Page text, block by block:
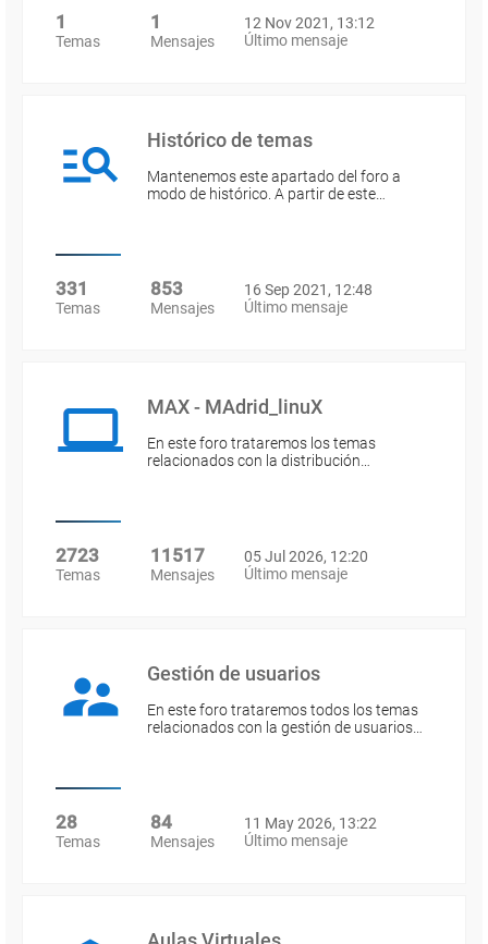
1
Temas
1
Mensajes
12 Nov 2021, 13:12
Último mensaje
Histórico de temas
Mantenemos este apartado del foro a
modo de histórico. A partir de este…
331
Temas
853
Mensajes
16 Sep 2021, 12:48
Último mensaje
MAX - MAdrid_linuX
En este foro trataremos los temas
relacionados con la distribución…
2723
Temas
11517
Mensajes
05 Jul 2026, 12:20
Último mensaje
Gestión de usuarios
En este foro trataremos todos los temas
relacionados con la gestión de usuarios…
28
Temas
84
Mensajes
11 May 2026, 13:22
Último mensaje